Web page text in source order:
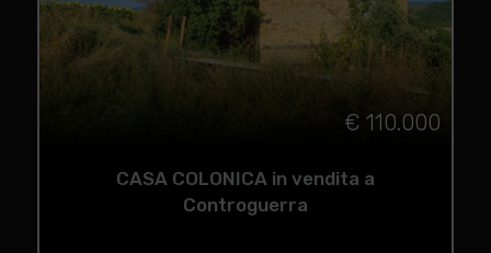
€ 110.000
CASA COLONICA in vendita a
Controguerra